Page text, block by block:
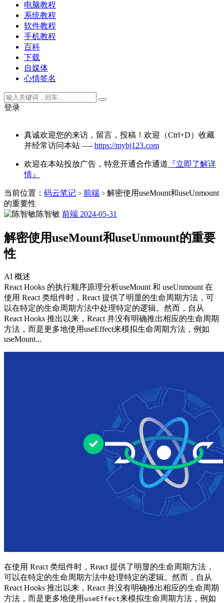
电脑教程
系统教程
软件教程
手机教程
百科
下载
自媒体
心情签名
登录
真诚欢迎您的来访，留言，投稿！欢迎（Ctrl+D）收藏
并经常访问本站 —- https://mybj123.com
欢迎在本站投放广告，特意开通合作通道 『立即了解详
情』
当前位置： 码云笔记 > 前端 > 解密使用useMount和useUnmount
的重要性
陈智敏 前端 2024-05-31
解密使用useMount和useUnmount的重要
性
AI 概述
React Hooks 的执行顺序原理分析useMount 和 useUnmount 在
使用 React 类组件时，React 提供了明显的生命周期方法，可
以在特定的生命周期方法中处理特定的逻辑。然而，自从
React Hooks 推出以来，React 并没有明确推出相应的生命周期
方法，而是更多地使用useEffect来模拟生命周期方法，例如
useMount...
在使用 React 类组件时，React 提供了明显的生命周期方法，
可以在特定的生命周期方法中处理特定的逻辑。然而，自从
React Hooks 推出以来，React 并没有明确推出相应的生命周期
方法，而是更多地使用 useEffect来模拟生命周期方法，例如